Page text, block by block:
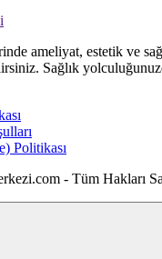
ameliyat, estetik ve
Sağlık
Politikası
- Tüm Hakları